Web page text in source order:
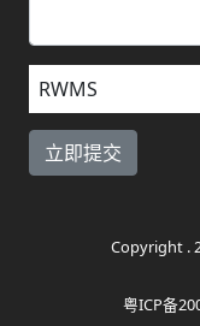
RWMS
Copyright .
粤ICP备